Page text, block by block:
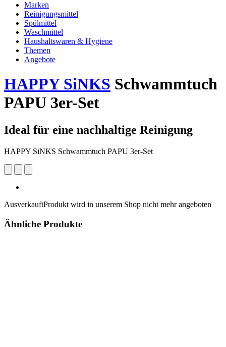
Marken
Reinigungsmittel
Spülmittel
Waschmittel
Haushaltswaren & Hygiene
Themen
Angebote
HAPPY SiNKS Schwammtuch
PAPU 3er-Set
Ideal für eine nachhaltige Reinigung
HAPPY SiNKS Schwammtuch PAPU 3er-Set
AusverkauftProdukt wird in unserem Shop nicht mehr angeboten
Ähnliche Produkte